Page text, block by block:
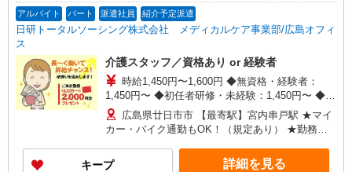
アルバイト パート 派遣社員 紹介予定派遣
日研トータルソーシング株式会社 メディカルケア事業部/広島オフィ
ス
介護スタッフ／資格あり or 経験者
時給1,450円〜1,600円 ◆無資格・経験者：
1,450円〜 ◆初任者研修・未経験：1,450円〜 ◆初
任者研修・経験者：1,550円〜 ◆介護福祉士：
1,600円〜 ※経験者は3ヶ月以上 ※給与幅は経験・
能力による ★週払いOK（規定あり）
広島県廿日市市 【最寄駅】宮内串戸駅 ★マイ
カー・バイク通勤もOK！（規定あり） ★勤務地
ど、お好きな勤務地をお選び下さい！！
キープ 詳細を見る